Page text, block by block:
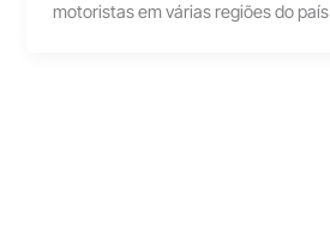
motoristas em várias regiões do país